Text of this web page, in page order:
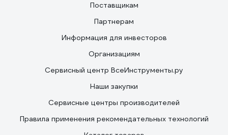
Поставщикам
Партнерам
Информация для инвесторов
Организациям
Сервисный центр ВсеИнструменты.ру
Наши закупки
Сервисные центры производителей
Правила применения рекомендательных технологий